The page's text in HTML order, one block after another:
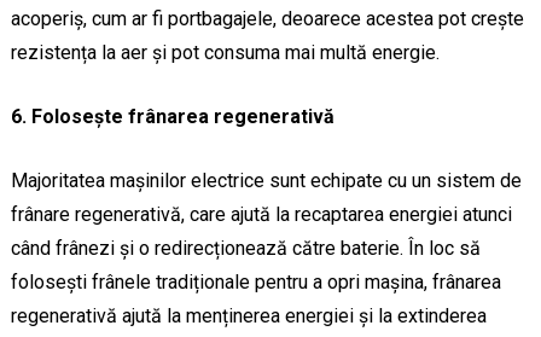
acoperiș, cum ar fi portbagajele, deoarece acestea pot crește
rezistența la aer și pot consuma mai multă energie.
6. Folosește frânarea regenerativă
Majoritatea mașinilor electrice sunt echipate cu un sistem de
frânare regenerativă, care ajută la recaptarea energiei atunci
când frânezi și o redirecționează către baterie. În loc să
folosești frânele tradiționale pentru a opri mașina, frânarea
regenerativă ajută la menținerea energiei și la extinderea